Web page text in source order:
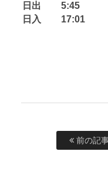
日出
5:45
日入
17:01
前の記